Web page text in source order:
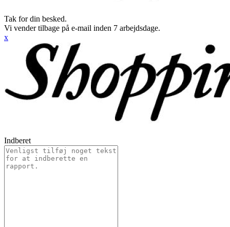
Tak for din besked.
Vi vender tilbage på e-mail inden 7 arbejdsdage.
x
Indberet